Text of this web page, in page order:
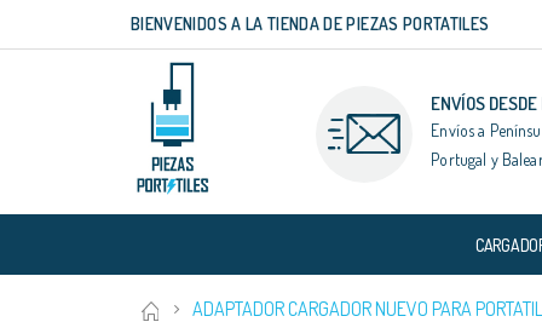
contenido
BIENVENIDOS A LA TIENDA DE PIEZAS PORTATILES
ENVÍOS
Envíos a
Portugal y
ADAPTADOR CARGADOR NUEVO PARA